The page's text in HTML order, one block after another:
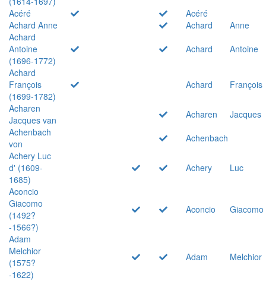
Acéré
Acéré
Achard Anne
Achard
Anne
Achard
Antoine
(1696-1772)
Achard
Antoine
Achard
François
(1699-1782)
Achard
François
Acharen
Jacques van
Acharen
Jacques
Achenbach
von
Achenbach
Achery Luc
d' (1609-
1685)
Achery
Luc
Aconcio
Giacomo
(1492?
-1566?)
Aconcio Giacomo
Adam
Melchior
(1575?
-1622)
Adam Melchior